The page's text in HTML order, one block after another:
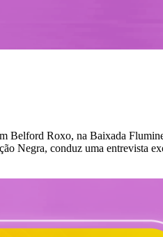
Belford Roxo, na Baixada
Negra, conduz uma entrevista